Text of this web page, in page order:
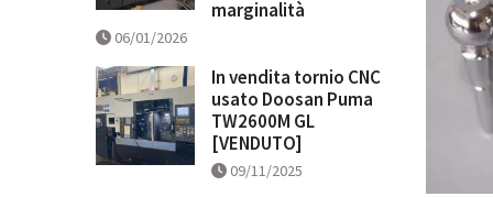
marginalità
06/01/2026
In vendita tornio CNC
usato Doosan Puma
TW2600M GL
[VENDUTO]
09/11/2025